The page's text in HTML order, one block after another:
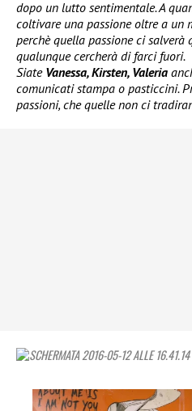
dopo un lutto sentimentale. A
coltivare una passione oltre a un
perchè quella passione ci salverà
qualunque cercherà di farci fuori.
Siate Vanessa, Kirsten, Valeria
comunicati stampa o pasticcini.
passioni, che quelle non ci